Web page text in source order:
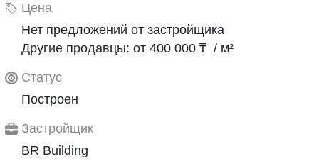
Цена
Нет предложений от застройщика
Другие продавцы: от 400 000 ₸ / м²
Статус
Построен
Застройщик
BR Building